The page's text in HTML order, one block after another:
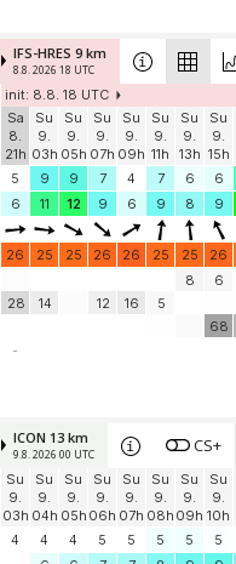
IFS-HRES 9 km
8.8. 2026 18 UTC
init: 8.8. 18 UTC
Sa
8.
21h
Su
9.
03h
Su
9.
05h
Su
9.
07h
Su
9.
09h
Su
9.
11h
Su
9.
13h
Su
9.
15h
5
9 9 7 4 7 6 6
6
11 12 9 6 9 8 9
26 25 25 26 26 25 25 26
28 14 12 16 5
8 6
68
-
ICON 13 km
9.8. 2026 00 UTC CS+
Su
9.
03h
Su
9.
04h
Su
9.
05h
Su
9.
06h
Su
9.
07h
Su
9.
08h
Su
9.
09h
Su
9.
10h
4
4 4 5 5 5 5 5